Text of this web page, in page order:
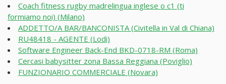
Coach fitness rugby madrelingua inglese o c1 (ti
formiamo noi) (Milano)
ADDETTO/A BAR/BANCONISTA (Civitella in Val di Chiana)
RU48418 - AGENTE (Lodi)
Software Engineer Back-End BKD-0718-RM (Roma)
Cercasi babysitter zona Bassa Reggiana (Poviglio)
FUNZIONARIO COMMERCIALE (Novara)